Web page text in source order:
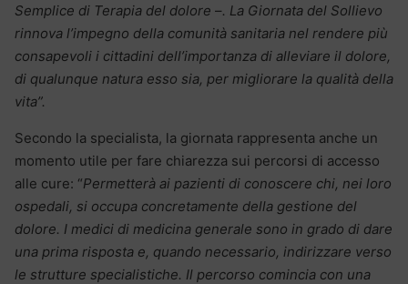
Semplice di Terapia del dolore –. La Giornata del Sollievo
rinnova l’impegno della comunità sanitaria nel rendere più
consapevoli i cittadini dell’importanza di alleviare il dolore,
di qualunque natura esso sia, per migliorare la qualità della
vita”.
Secondo la specialista, la giornata rappresenta anche un
momento utile per fare chiarezza sui percorsi di accesso
alle cure: “Permetterà ai pazienti di conoscere chi, nei loro
ospedali, si occupa concretamente della gestione del
dolore. I medici di medicina generale sono in grado di dare
una prima risposta e, quando necessario, indirizzare verso
le strutture specialistiche. Il percorso comincia con una